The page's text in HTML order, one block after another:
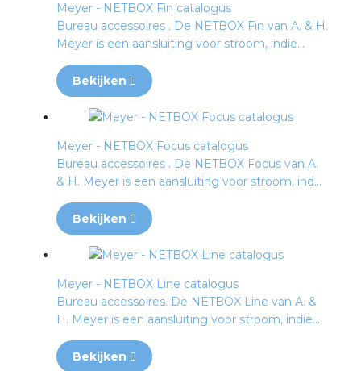
Meyer - NETBOX Fin catalogus
Bureau accessoires . De NETBOX Fin van A. & H.
Meyer is een aansluiting voor stroom, indie...
Bekijken
Meyer - NETBOX Focus catalogus
Bureau accessoires . De NETBOX Focus van A.
& H. Meyer is een aansluiting voor stroom, ind...
Bekijken
Meyer - NETBOX Line catalogus
Bureau accessoires. De NETBOX Line van A. &
H. Meyer is een aansluiting voor stroom, indie...
Bekijken